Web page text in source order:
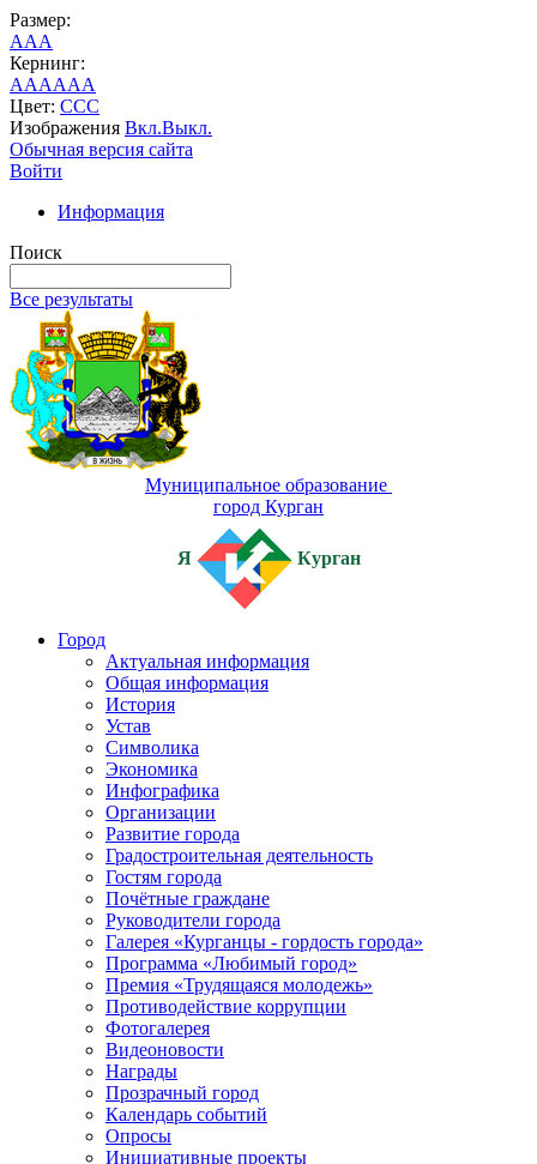
Размер:
AAA
Кернинг:
AAAAAA
Цвет: CCC
Изображения Вкл.Выкл.
Обычная версия сайта
Войти
Информация
Поиск
Все результаты
Муниципальное образование
город Курган
Я Курган
Город
Актуальная информация
Общая информация
История
Устав
Символика
Экономика
Инфографика
Организации
Развитие города
Градостроительная деятельность
Гостям города
Почётные граждане
Руководители города
Галерея «Курганцы - гордость города»
Программа «Любимый город»
Премия «Трудящаяся молодежь»
Противодействие коррупции
Фотогалерея
Видеоновости
Награды
Прозрачный город
Календарь событий
Опросы
Инициативные проекты